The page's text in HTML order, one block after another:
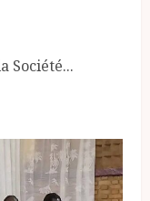
Société...